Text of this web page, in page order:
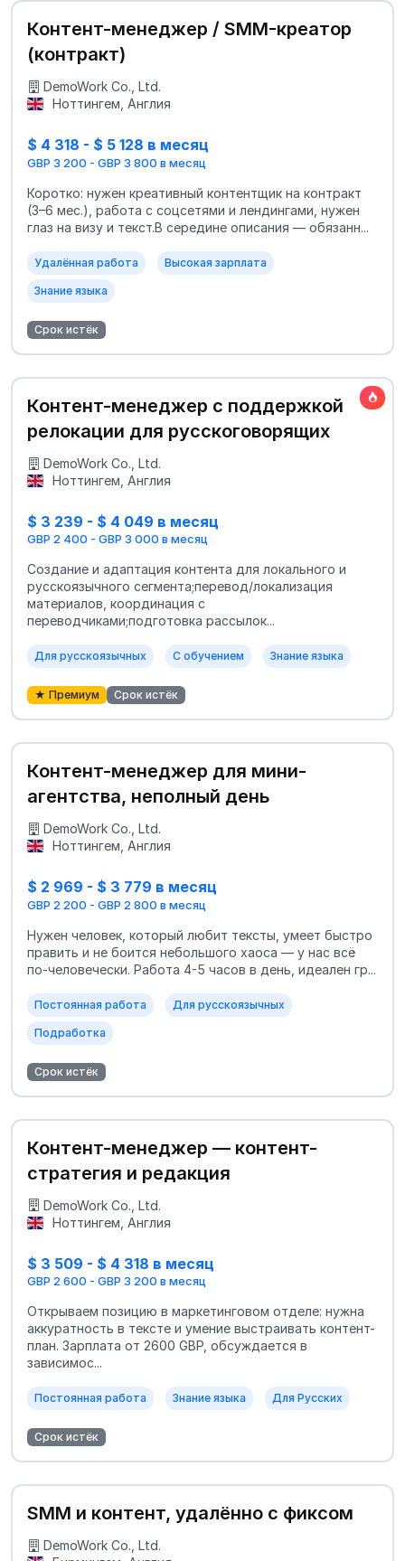
Контент-менеджер / SMM-креатор
(контракт)
DemoWork Co., Ltd.
Ноттингем, Англия
$ 4 318 - $ 5 128 в месяц
GBP 3 200 - GBP 3 800 в месяц
Коротко: нужен креативный контентщик на контракт
(3–6 мес.), работа с соцсетями и лендингами, нужен
глаз на визу и текст.В середине описания — обязанн...
Удалённая работа Высокая зарплата
Знание языка
Срок истёк
Контент-менеджер с поддержкой
релокации для русскоговорящих
DemoWork Co., Ltd.
Ноттингем, Англия
$ 3 239 - $ 4 049 в месяц
GBP 2 400 - GBP 3 000 в месяц
Создание и адаптация контента для локального и
русскоязычного сегмента;перевод/локализация
материалов, координация с
переводчиками;подготовка рассылок...
Для русскоязычных С обучением Знание языка
★ Премиум Срок истёк
Контент-менеджер для мини-
агентства, неполный день
DemoWork Co., Ltd.
Ноттингем, Англия
$ 2 969 - $ 3 779 в месяц
GBP 2 200 - GBP 2 800 в месяц
Нужен человек, который любит тексты, умеет быстро
править и не боится небольшого хаоса — у нас всё
по-человечески. Работа 4-5 часов в день, идеален гр...
Постоянная работа Для русскоязычных
Подработка
Срок истёк
Контент-менеджер — контент-
стратегия и редакция
DemoWork Co., Ltd.
Ноттингем, Англия
$ 3 509 - $ 4 318 в месяц
GBP 2 600 - GBP 3 200 в месяц
Открываем позицию в маркетинговом отделе: нужна
аккуратность в тексте и умение выстраивать контент-
план. Зарплата от 2600 GBP, обсуждается в
зависимос...
Постоянная работа Знание языка Для Русских
Срок истёк
SMM и контент, удалённо с фиксом
DemoWork Co., Ltd.